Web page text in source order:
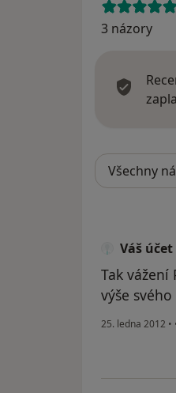
3 názory
Váš
Tak
výše
25. ledna 2012 •